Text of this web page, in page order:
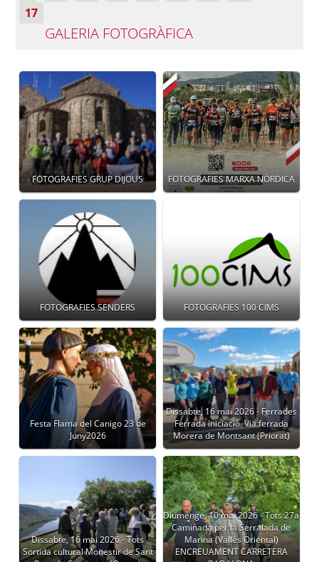
17
GALERIA FOTOGRÀFICA
FOTOGRAFIES GRUP DIJOUS FOTOGRAFIES MARXA NÒRDICA
FOTOGRAFIES SENDERS FOTOGRAFIES 100 CIMS
Festa Flama del Canigo 23 de
Juny2026
Dissabte, 16 mai 2026 - Ferrades
Ferrada iniciació. Via ferrada
Morera de Montsant (Priorat)
Dissabte, 16 mai 2026 - Tots
Sortida cultural Monestir de Sant
Diumenge, 10 mai 2026 - Tots 27a
Caminada per la Serralada de
Marina (Vallès Oriental)
ENCREUAMENT CARRETERA